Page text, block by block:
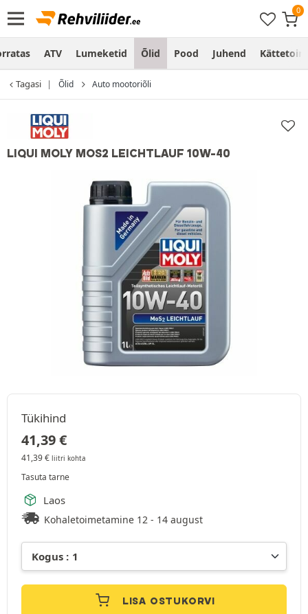
ATV Lumeketid Õlid Pood Juhend
Tagasi Õlid Auto mootoriõli
LIQUI MOLY MOS2 LEICHTLAUF 10W-40
Tükihind
41,39€
41,39€ liitri kohta
Tasuta tarne
Laos
Kohaletoimetamine 12 - 14 august
LISA OSTUKORVI